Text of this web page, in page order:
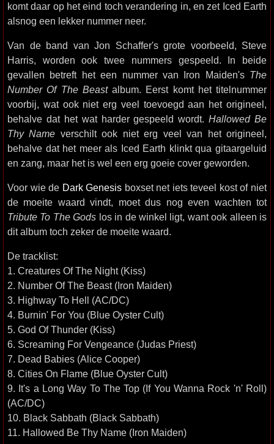
komt daar op het eind toch verandering in, en zet Iced Earth
alsnog een lekker nummer neer.
Van de band van Jon Schaffer's grote voorbeeld, Steve
Harris, worden ook twee nummers gespeeld. In beide
gevallen betreft het een nummer van Iron Maiden's The
Number Of The Beastalbum. Eerst komt het titelnummer
voorbij, wat ook niet erg veel toevoegd aan het origineel,
behalve dat het wat harder gespeeld wordt.Hallowed Be
Thy Name verschilt ook niet erg veel van het origineel,
behalve dat het meer als Iced Earth klinkt qua gitaargeluid
en zang, maar het is wel een erg goeie cover geworden.
Voor wie de Dark Genesis boxset net iets teveel kost of niet
de moeite waard vindt, moet dus nog even wachten tot
Tribute To The Gods los in de winkel ligt, want ook alleen is
dit album toch zeker de moeite waard.
De tracklist:
1. Creatures Of The Night (Kiss)
2. Number Of The Beast (Iron Maiden)
3. Highway To Hell (AC/DC)
4. Burnin' For You (Blue Oyster Cult)
5. God Of Thunder (Kiss)
6. Screaming For Vengeance (Judas Priest)
7. Dead Babies (Alice Cooper)
8. Cities On Flame (Blue Oyster Cult)
9. It's a Long Way To The Top (If You Wanna Rock 'n' Roll)
(AC/DC)
10. Black Sabbath (Black Sabbath)
11. Hallowed Be Thy Name (Iron Maiden)